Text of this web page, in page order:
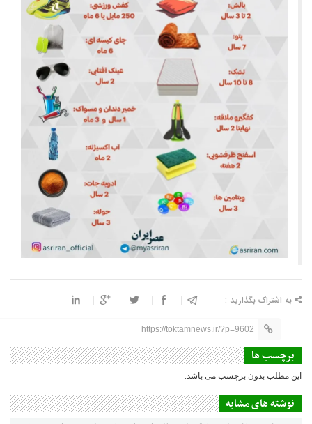
به اشتراک بگذارید :
https://toktamnews.ir/?p=9602
برچسب ها
این مطلب بدون برچسب می باشد.
نوشته های مشابه